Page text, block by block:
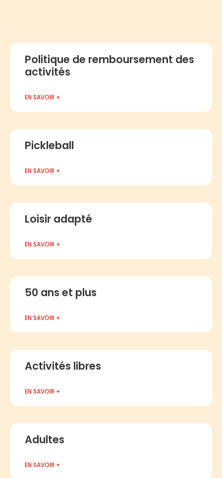
Politique de remboursement des
activités
EN SAVOIR +
Pickleball
EN SAVOIR +
Loisir adapté
EN SAVOIR +
50 ans et plus
EN SAVOIR +
Activités libres
EN SAVOIR +
Adultes
EN SAVOIR +